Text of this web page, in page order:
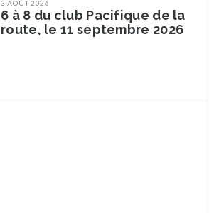
3 AOÛT 2026
6 à 8 du club Pacifique de la
route, le 11 septembre 2026